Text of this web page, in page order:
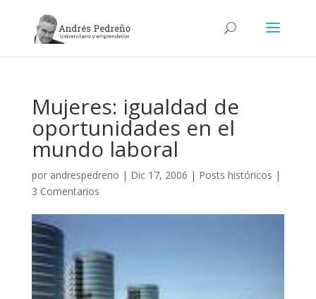
Mujeres: igualdad de
oportunidades en el
mundo laboral
por andrespedreno | Dic 17, 2006 | Posts históricos |
3 Comentarios